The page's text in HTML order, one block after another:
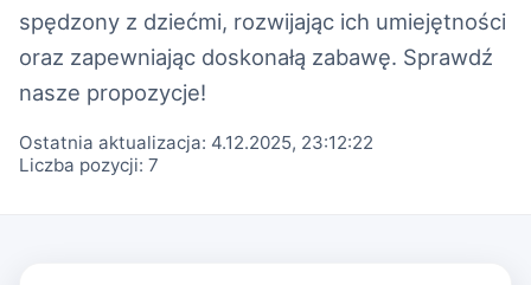
spędzony z dziećmi, rozwijając ich umiejętności
oraz zapewniając doskonałą zabawę. Sprawdź
nasze propozycje!
Ostatnia aktualizacja: 4.12.2025, 23:12:22
Liczba pozycji: 7